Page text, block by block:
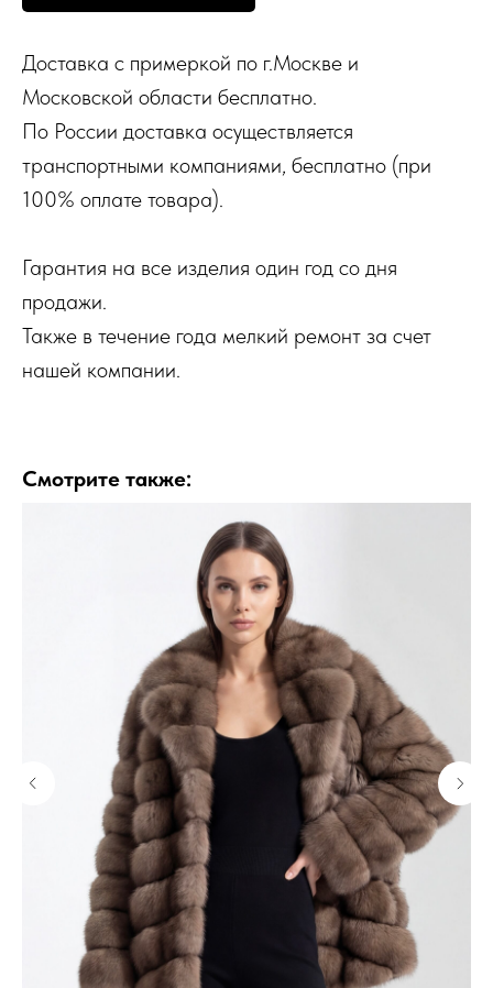
Доставка с примеркой по г.Москве и
Московской области бесплатно.
По России доставка осуществляется
транспортными компаниями, бесплатно (при
100% оплате товара).
Гарантия на все изделия один год со дня
продажи.
Также в течение года мелкий ремонт за счет
нашей компании.
Смотрите также: